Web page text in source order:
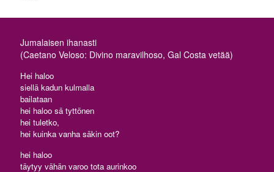
Jumalaisen ihanasti
(Caetano Veloso: Divino maravilhoso, Gal Costa vetää)
Hei haloo
siellä kadun kulmalla
bailataan
hei haloo sä tyttönen
hei tuletko,
hei kuinka vanha säkin oot?
hei haloo
täytyy vähän varoo tota aurinkoo